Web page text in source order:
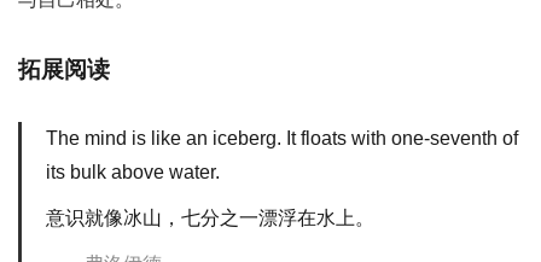
拓展阅读
The mind is like an iceberg. It floats with one-seventh of
its bulk above water.
意识就像冰山，七分之一漂浮在水上。